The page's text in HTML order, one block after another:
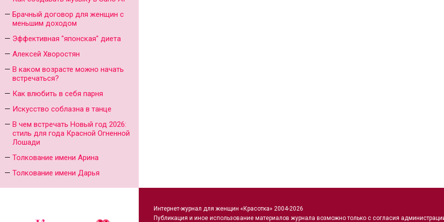
Брачный договор для женщин с
меньшим доходом
Эффективная "японская" диета
Алексей Хворостян
В каком возрасте можно начать
встречаться?
Как влюбить в себя парня
Искусство соблазна в танце
В чем встречать Новый год 2026:
стиль для года Красной Огненной
Лошади
Толкование имени Арина
Толкование имени Дарья
Интернет-журнал для женщин «Красотка» 2004-2026
Публикация и иное использование материалов журнала возможно только с согласия